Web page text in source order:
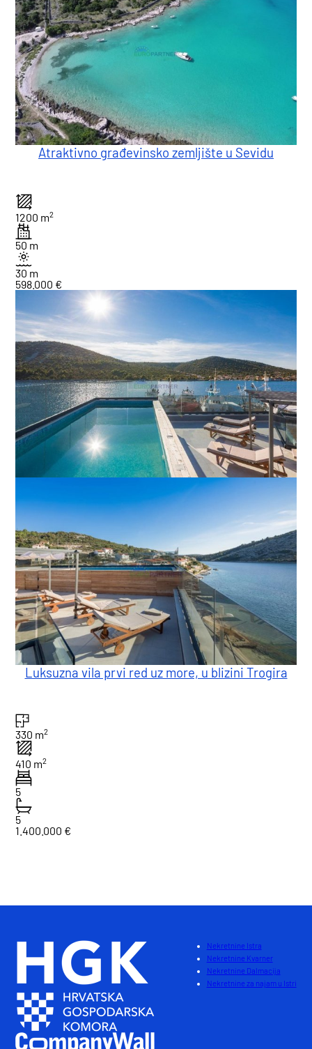
Atraktivno građevinsko zemljište u Sevidu
1200 m2
50 m
30 m
598.000 €
Luksuzna vila prvi red uz more, u blizini Trogira
330 m2
410 m2
5
5
1.400.000 €
Nekretnine Istra
Nekretnine Kvarner
Nekretnine Dalmacija
Nekretnine za najam u Istri